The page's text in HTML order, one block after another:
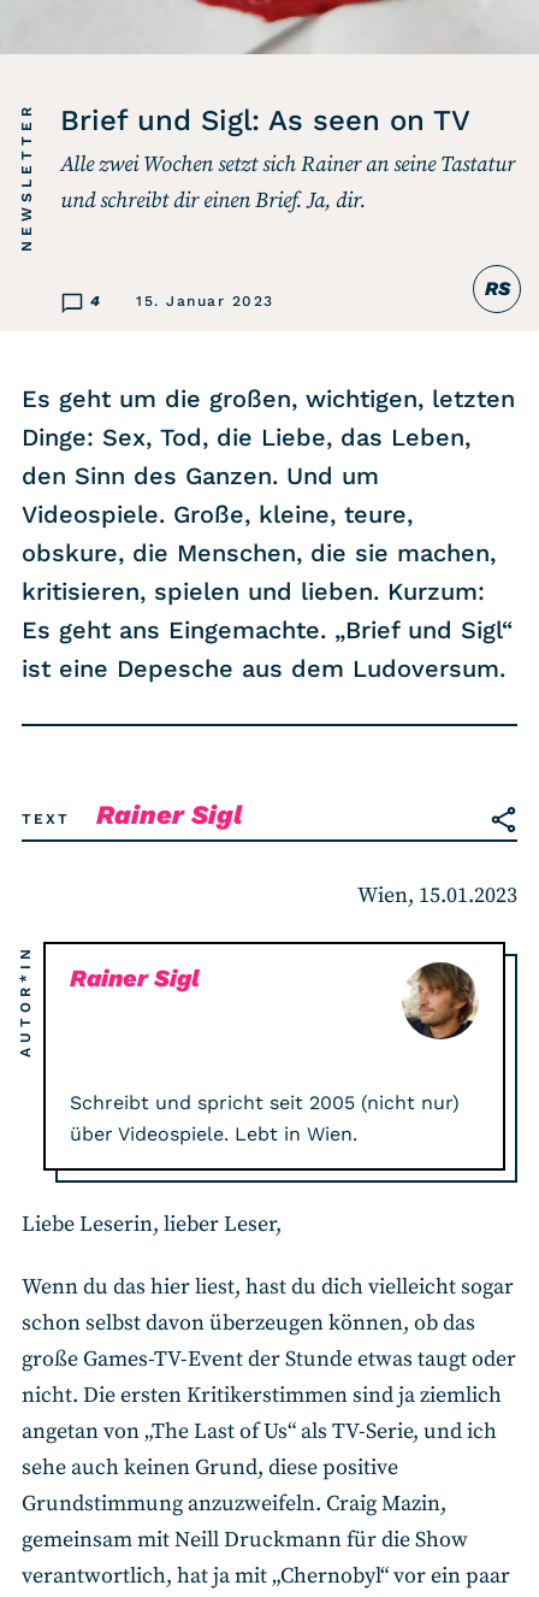
Hören
Alle Podcasts
WASTED WEEKLY
Last Game Standing
Top 5
Random
RSS-Feed
COMMUNITY
IMPRESSUM
Brief und Sigl: As seen on TV
Alle zwei Wochen setzt sich Rainer an seine Tastatur
und schreibt dir einen Brief. Ja, dir.
4 15. Januar 2023
NEWSLETTER
RS
Es geht um die großen, wichtigen, letzten
Dinge: Sex, Tod, die Liebe, das Leben,
den Sinn des Ganzen. Und um
Videospiele. Große, kleine, teure,
obskure, die Menschen, die sie machen,
kritisieren, spielen und lieben. Kurzum:
Es geht ans Eingemachte. „Brief und Sigl“
ist eine Depesche aus dem Ludoversum.
TEXT Rainer Sigl
Wien, 15.01.2023
AUTOR*IN Rainer Sigl
Schreibt und spricht seit 2005 (nicht nur)
über Videospiele. Lebt in Wien.
Liebe Leserin, lieber Leser,
Wenn du das hier liest, hast du dich vielleicht sogar
schon selbst davon überzeugen können, ob das
große Games-TV-Event der Stunde etwas taugt oder
nicht. Die ersten Kritikerstimmen sind ja ziemlich
angetan von „The Last of Us“ als TV-Serie, und ich
sehe auch keinen Grund, diese positive
Grundstimmung anzuzweifeln. Craig Mazin,
gemeinsam mit Neill Druckmann für die Show
verantwortlich, hat ja mit „Chernobyl“ vor ein paar